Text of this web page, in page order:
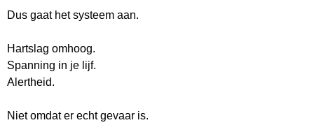
Dus gaat het systeem aan.
Hartslag omhoog.
Spanning in je lijf.
Alertheid.
Niet omdat er echt gevaar is.